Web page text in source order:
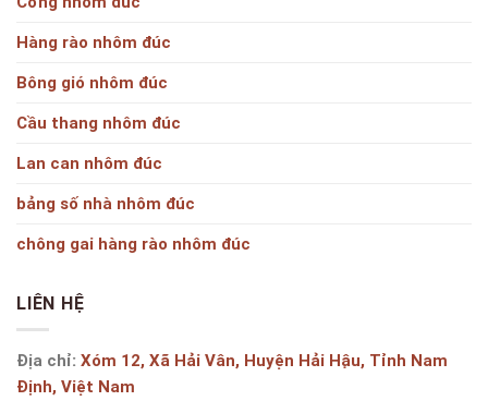
Hàng rào nhôm đúc
Bông gió nhôm đúc
Cầu thang nhôm đúc
Lan can nhôm đúc
bảng số nhà nhôm đúc
chông gai hàng rào nhôm đúc
LIÊN HỆ
Địa chỉ: Xóm 12, Xã Hải Vân, Huyện Hải Hậu, Tỉnh Nam
Định, Việt Nam